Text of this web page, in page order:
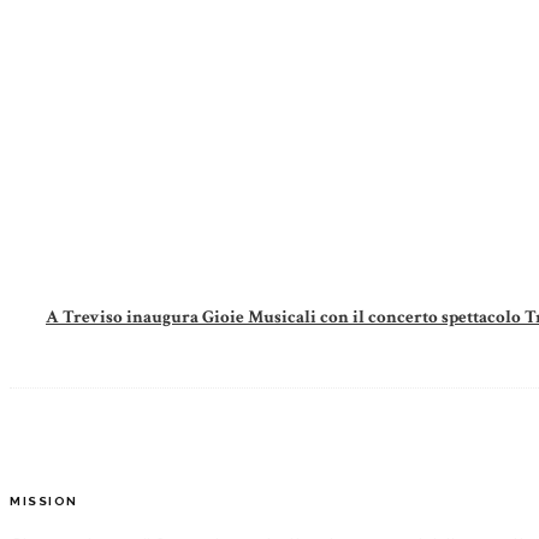
A Treviso inaugura Gioie Musicali con il concerto spettacolo
MISSION